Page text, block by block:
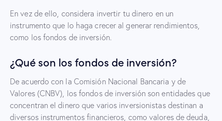
En vez de ello, considera invertir tu dinero en un
instrumento que lo haga crecer al generar rendimientos,
como los fondos de inversión.
¿Qué son los fondos de inversión?
De acuerdo con la Comisión Nacional Bancaria y de
Valores (CNBV), los fondos de inversión son entidades que
concentran el dinero que varios inversionistas destinan a
diversos instrumentos financieros, como valores de deuda,